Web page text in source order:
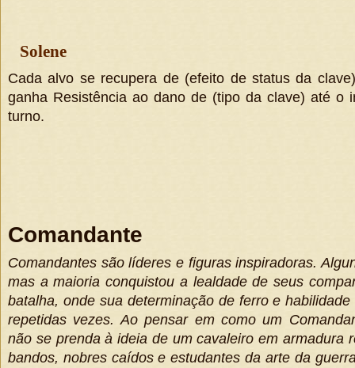
Solene
Cada alvo se recupera de (efeito de status da clave
ganha Resistência ao dano de (tipo da clave) até o
turno.
Comandante
Comandantes são líderes e figuras inspiradoras.
mas a maioria conquistou a lealdade de seus
batalha, onde sua determinação de ferro e
repetidas vezes. Ao pensar em como um
não se prenda à ideia de um cavaleiro em armadura
bandos, nobres caídos e estudantes da arte da